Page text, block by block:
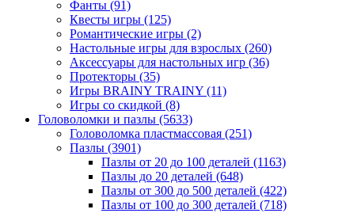
Фанты (91)
Квесты игры (125)
Романтические игры (2)
Настольные игры для взрослых (260)
Аксессуары для настольных игр (36)
Протекторы (35)
Игры BRAINY TRAINY (11)
Игры со скидкой (8)
Головоломки и пазлы (5633)
Головоломка пластмассовая (251)
Пазлы (3901)
Пазлы от 20 до 100 деталей (1163)
Пазлы до 20 деталей (648)
Пазлы от 300 до 500 деталей (422)
Пазлы от 100 до 300 деталей (718)